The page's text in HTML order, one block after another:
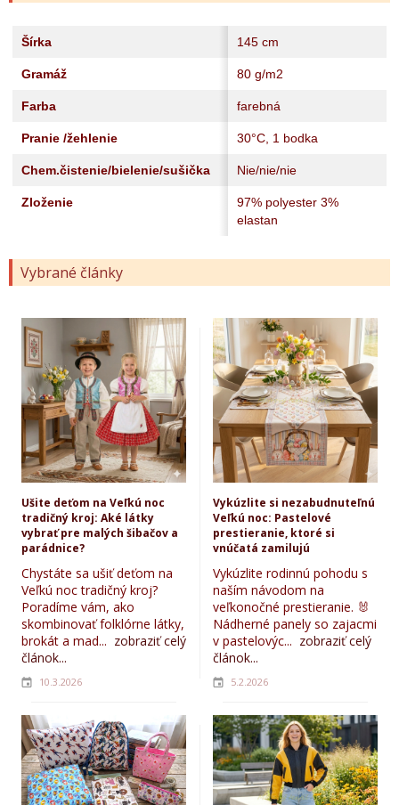
Šírka 145 cm
Gramáž 80 g/m2
Farba farebná
Pranie /žehlenie 30°C, 1 bodka
Chem.čistenie/bielenie/sušička Nie/nie/nie
Zloženie
97% polyester 3%
elastan
Vybrané články
Ušite deťom na Veľkú noc
tradičný kroj: Aké látky
vybrať pre malých šibačov a
parádnice?
Chystáte sa ušiť deťom na
Veľkú noc tradičný kroj?
Poradíme vám, ako
skombinovať folklórne látky,
brokát a mad... zobraziť celý
článok...
10.3.2026
Vykúzlite si nezabudnuteľnú
Veľkú noc: Pastelové
prestieranie, ktoré si
vnúčatá zamilujú
Vykúzlite rodinnú pohodu s
naším návodom na
veľkonočné prestieranie. 🐰
Nádherné panely so zajacmi
v pastelovýc... zobraziť celý
článok...
5.2.2026